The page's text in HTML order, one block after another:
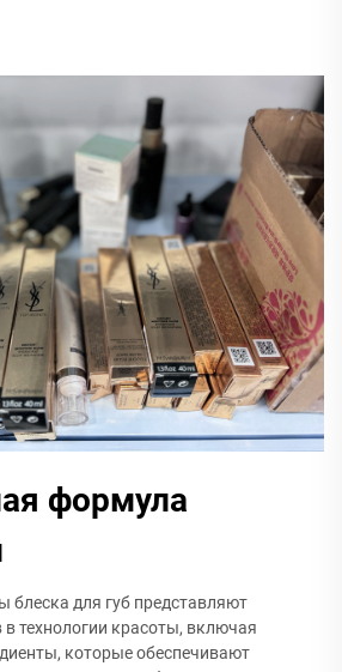
формула
для губ представляют
технологии красоты, включая
которые обеспечивают